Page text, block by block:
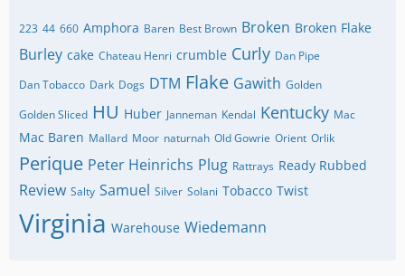
223 44 660 Amphora Baren Best Brown Broken Broken Flake
Burley cake Chateau Henri crumble Curly Dan Pipe
Dan Tobacco Dark Dogs DTM Flake Gawith Golden
Golden Sliced HU Huber Janneman Kendal Kentucky Mac
Mac Baren Mallard Moor naturnah Old Gowrie Orient Orlik
Perique Peter Heinrichs Plug Rattrays Ready Rubbed
Review Salty Samuel Silver Solani Tobacco Twist
Virginia Warehouse Wiedemann